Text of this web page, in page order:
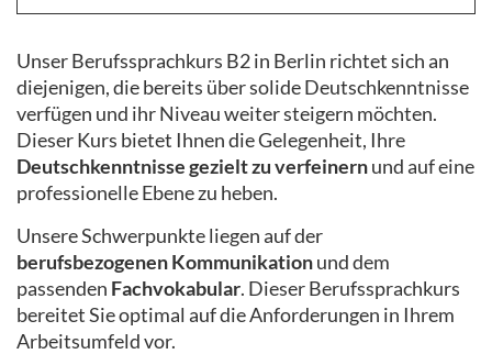
Unser Berufssprachkurs B2 in Berlin richtet sich an
diejenigen, die bereits über solide Deutschkenntnisse
verfügen und ihr Niveau weiter steigern möchten.
Dieser Kurs bietet Ihnen die Gelegenheit, Ihre
Deutschkenntnisse gezielt zu verfeinernund auf eine
professionelle Ebene zu heben.
Unsere Schwerpunkte liegen auf der
berufsbezogenen Kommunikationund dem
passenden Fachvokabular. Dieser Berufssprachkurs
bereitet Sie optimal auf die Anforderungen in Ihrem
Arbeitsumfeld vor.